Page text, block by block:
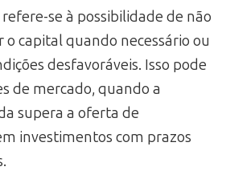
se à possibilidade de não
capital quando necessário ou
desfavoráveis. Isso pode
de mercado, quando a
supera a oferta de
investimentos com prazos